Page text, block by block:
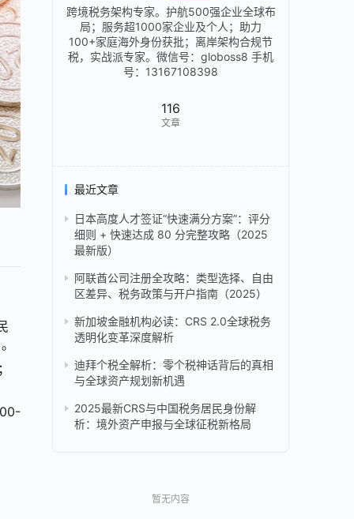
跨境税务架构专家。护航500强企业全球布
局；服务超1000家企业及个人；助力
100+家庭海外身份获批；离岸架构合规节
税，实战派专家。微信号：globoss8 手机
号：13167108398
116
文章
最近文章
日本高度人才签证“快速满分方案”：评分
细则 + 快速达成 80 分完整攻略（2025
最新版）
阿联酋公司注册全攻略：类型选择、自由
区差异、税务政策与开户指南（2025）
新加坡金融机构必读：CRS 2.0全球税务
透明化变革深度解析
迪拜个税全解析：零个税神话背后的真相
与全球资产规划新机遇
2025最新CRS与中国税务居民身份解
析：境外资产申报与全球征税新格局
暂无内容